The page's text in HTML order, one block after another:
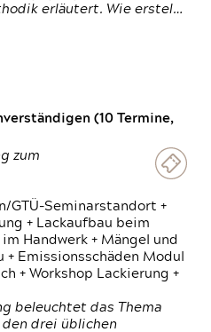
erläutert. Wie erstel…
(10 Termine,
zum
GTÜ-Seminarstandort +
+ Lackaufbau beim
Handwerk + Mängel und
+ Emissionsschäden Modul
+ Workshop Lackierung +
beleuchtet das Thema
den drei üblichen